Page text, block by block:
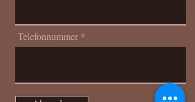
Telefonnummer